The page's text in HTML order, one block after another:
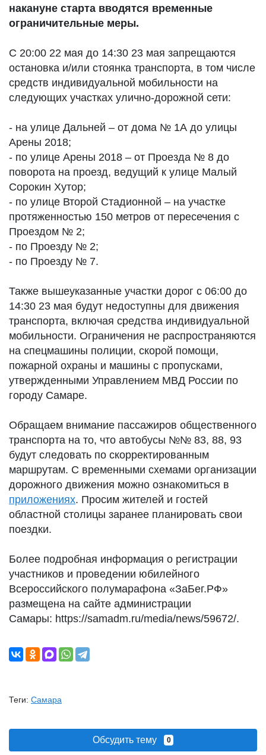
накануне старта вводятся временные
ограничительные меры.
С 20:00 22 мая до 14:30 23 мая запрещаются
остановка и/или стоянка транспорта, в том числе
средств индивидуальной мобильности на
следующих участках улично-дорожной сети:
- на улице Дальней – от дома № 1А до улицы
Арены 2018;
- по улице Арены 2018 – от Проезда № 8 до
поворота на проезд, ведущий к улице Малый
Сорокин Хутор;
- по улице Второй Стадионной – на участке
протяженностью 150 метров от пересечения с
Проездом № 2;
- по Проезду № 2;
- по Проезду № 7.
Также вышеуказанные участки дорог с 06:00 до
14:30 23 мая будут недоступны для движения
транспорта, включая средства индивидуальной
мобильности. Ограничения не распространяются
на спецмашины полиции, скорой помощи,
пожарной охраны и машины с пропусками,
утвержденными Управлением МВД России по
городу Самаре.
Обращаем внимание пассажиров общественного
транспорта на то, что автобусы №№ 83, 88, 93
будут следовать по скорректированным
маршрутам. С временными схемами организации
дорожного движения можно ознакомиться в
приложениях. Просим жителей и гостей
областной столицы заранее планировать свои
поездки.
Более подробная информация о регистрации
участников и проведении юбилейного
Всероссийского полумарафона «ЗаБег.РФ»
размещена на сайте администрации
Самары: https://samadm.ru/media/news/59672/.
Теги: Самара
Обсудить тему 0